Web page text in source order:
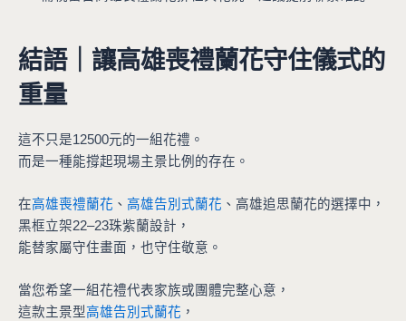
結語｜讓高雄喪禮蘭花守住儀式的
重量
這不只是12500元的一組花禮。
而是一種能撐起現場主景比例的存在。
在高雄喪禮蘭花 、 高雄告別式蘭花 、高雄追思蘭花的選擇中，
黑框立架22–23珠紫蘭設計，
能替家屬守住畫面，也守住敬意。
當您希望一組花禮代表家族或團體完整心意，
這款主景型高雄告別式蘭花 ，